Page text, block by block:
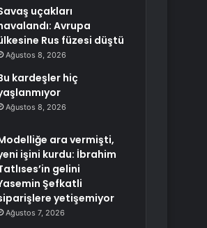
uçakları
Avrupa
Rus füzesi düştü
Ağustos 8, 2026
kardeşler hiç
Ağustos 8, 2026
ara vermişti,
işini kurdu: İbrahim
gelini
Şefkatli
yetişemiyor
Ağustos 7, 2026